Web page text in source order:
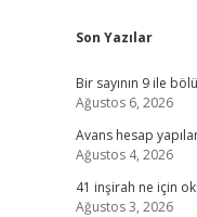
Son Yazılar
Bir sayının 9 ile
Ağustos 6, 2026
Avans hesap
Ağustos 4, 2026
41 inşirah ne için
Ağustos 3, 2026